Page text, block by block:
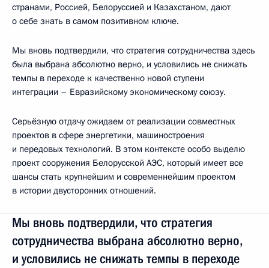
странами, Россией, Белоруссией и Казахстаном, дают
о себе знать в самом позитивном ключе.
Мы вновь подтвердили, что стратегия сотрудничества здесь
была выбрана абсолютно верно, и условились не снижать
темпы в переходе к качественно новой ступени
интеграции – Евразийскому экономическому союзу.
Серьёзную отдачу ожидаем от реализации совместных
проектов в сфере энергетики, машиностроения
и передовых технологий. В этом контексте особо выделю
проект сооружения Белорусской АЭС, который имеет все
шансы стать крупнейшим и современнейшим проектом
в истории двусторонних отношений.
Мы вновь подтвердили, что стратегия
сотрудничества выбрана абсолютно верно,
и условились не снижать темпы в переходе